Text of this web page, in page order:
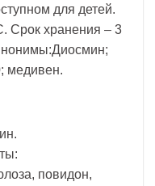
для детей.
Срок хранения – 3
медивен.
повидон,